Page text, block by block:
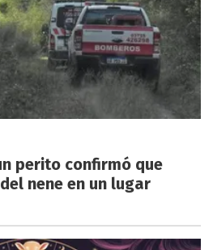
perito confirmó que
nene en un lugar